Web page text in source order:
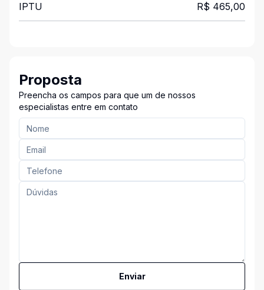
IPTU R$ 465,00
Proposta
Preencha os campos para que um de nossos
especialistas entre em contato
Enviar